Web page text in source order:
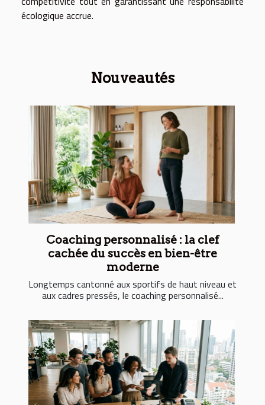
écologique accrue.
Nouveautés
Coaching personnalisé : la clef
cachée du succès en bien-être
moderne
Longtemps cantonné aux sportifs de haut niveau et
aux cadres pressés, le coaching personnalisé...